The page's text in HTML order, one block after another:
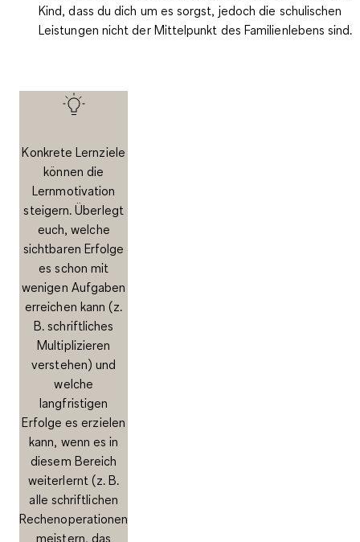
Kind, dass du dich um es sorgst, jedoch die schulischen
Leistungen nicht der Mittelpunkt des Familienlebens sind.
Konkrete Lernziele
können die
Lernmotivation
steigern. Überlegt
euch, welche
sichtbaren Erfolge
es schon mit
wenigen Aufgaben
erreichen kann (z.
B. schriftliches
Multiplizieren
verstehen) und
welche
langfristigen
Erfolge es erzielen
kann, wenn es in
diesem Bereich
weiterlernt (z. B.
alle schriftlichen
Rechenoperationen
meistern, das